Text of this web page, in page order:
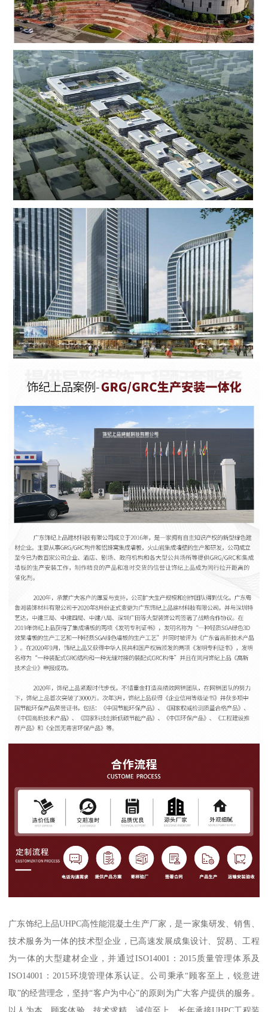
广东饰纪上品UHPC高性能混凝土生产厂家，是一家集研发、销售、
技术服务为一体的技术型企业，已高速发展成集设计、贸易、工程
为一体的大型建材企业，并通过ISO14001：2015质量管理体系及
ISO14001：2015环境管理体系认证。公司秉承“顾客至上，锐意进
取”的经营理念，坚持“客户为中心”的原则为广大客户提供的服务。
以人为本、顾客体验、技术求精、诚信至上。长年承接UHPC工程装